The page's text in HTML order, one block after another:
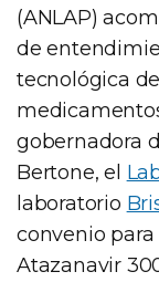
(ANLAP)
de
tecnológica
gobernadora
Bertone, el
laboratorio
convenio
Atazanavir